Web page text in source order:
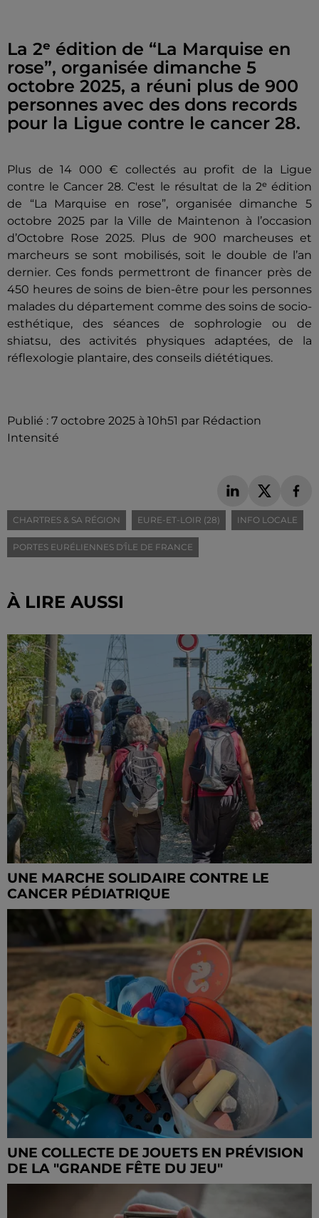
La 2ᵉ édition de “La Marquise en
rose”, organisée dimanche 5
octobre 2025, a réuni plus de 900
personnes avec des dons records
pour la Ligue contre le cancer 28.
Plus de 14 000 € collectés au profit de la Ligue
contre le Cancer 28. C'est le résultat de la 2ᵉ édition
de “La Marquise en rose”, organisée dimanche 5
octobre 2025 par la Ville de Maintenon à l’occasion
d’Octobre Rose 2025. Plus de 900 marcheuses et
marcheurs se sont mobilisés, soit le double de l’an
dernier. Ces fonds permettront de financer près de
450 heures de soins de bien-être pour les personnes
malades du département comme des soins de socio-
esthétique, des séances de sophrologie ou de
shiatsu, des activités physiques adaptées, de la
réflexologie plantaire, des conseils diététiques.
Publié : 7 octobre 2025 à 10h51 par Rédaction
Intensité
CHARTRES & SA RÉGION EURE-ET-LOIR (28) INFO LOCALE
PORTES EURÉLIENNES D'ÎLE DE FRANCE
À LIRE AUSSI
UNE MARCHE SOLIDAIRE CONTRE LE
CANCER PÉDIATRIQUE
UNE COLLECTE DE JOUETS EN PRÉVISION
DE LA "GRANDE FÊTE DU JEU"